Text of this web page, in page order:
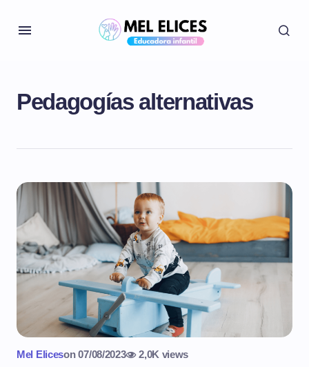
Pedagogías alternativas
Mel Eliceson 07/08/2023 2,0K views